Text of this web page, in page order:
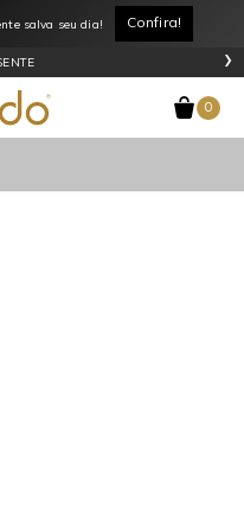
salva seu dia! Confira!
›
0